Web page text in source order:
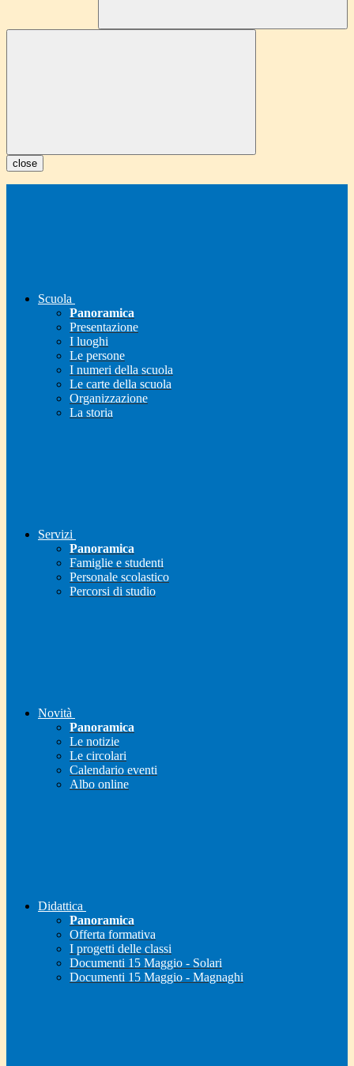
close
Scuola
Panoramica
Presentazione
I luoghi
Le persone
I numeri della scuola
Le carte della scuola
Organizzazione
La storia
Servizi
Panoramica
Famiglie e studenti
Personale scolastico
Percorsi di studio
Novità
Panoramica
Le notizie
Le circolari
Calendario eventi
Albo online
Didattica
Panoramica
Offerta formativa
I progetti delle classi
Documenti 15 Maggio - Solari
Documenti 15 Maggio - Magnaghi